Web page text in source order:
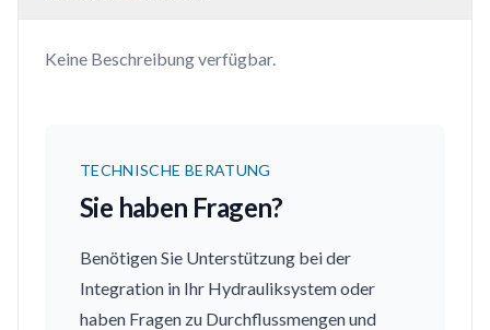
Keine Beschreibung verfügbar.
TECHNISCHE BERATUNG
Sie haben Fragen?
Benötigen Sie Unterstützung bei der
Integration in Ihr Hydrauliksystem oder
haben Fragen zu Durchflussmengen und